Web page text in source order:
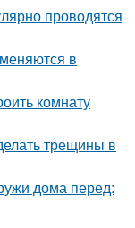
проводятся
в
комнату
трещины в
дома перед: